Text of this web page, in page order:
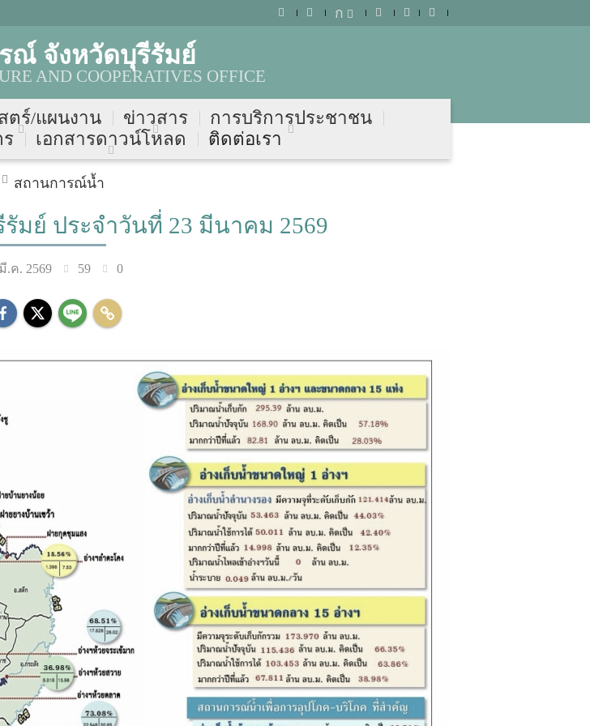
ก
ณ์ จังหวัดบุรีรัมย์
AND COOPERATIVES OFFICE
ตร์/แผนงาน ข่าวสาร
การบริการประชาชน
เอกสารดาวน์โหลด ติดต่อเรา
สถานการณ์น้ำ
มย์ ประจำวันที่ 23 มีนาคม 2569
.ค. 2569 59 0